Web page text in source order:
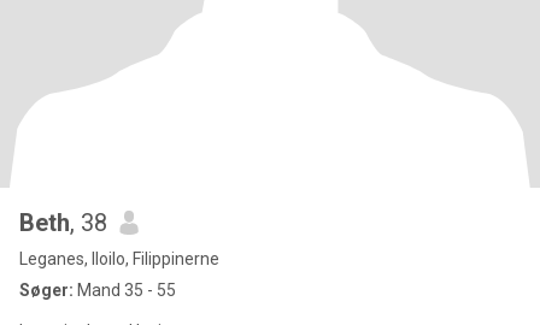
Beth, 38
Leganes, Iloilo, Filippinerne
Søger: Mand 35 - 55